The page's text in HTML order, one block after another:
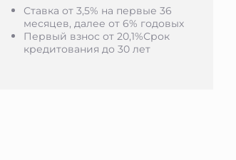
Ставка от 3,5% на первые 36
месяцев, далее от 6% годовых
Первый взнос от 20,1%Срок
кредитования до 30 лет